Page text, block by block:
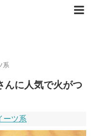
系
んに人気で火がつ
ーツ系